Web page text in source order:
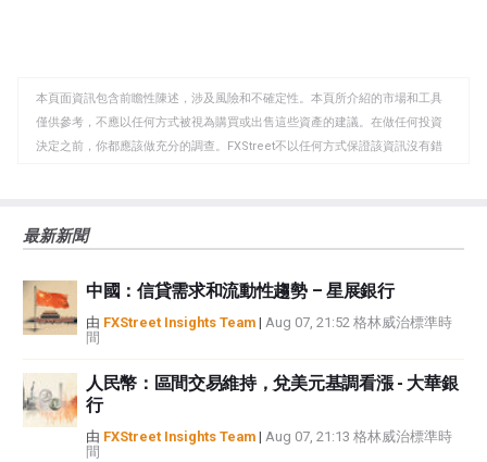
板
本頁面資訊包含前瞻性陳述，涉及風險和不確定性。本頁所介紹的市場和工具
僅供參考，不應以任何方式被視為購買或出售這些資產的建議。在做任何投資
決定之前，你都應該做充分的調查。FXStreet不以任何方式保證該資訊沒有錯
觀點，並不代表FXStreet或其廣告商的官方政策或立場。作者不對本頁連結的
如果文章正文中沒有明確提到，在撰寫本文時，作者在本文中提到的任何股票
中都沒有頭寸，也沒有與文中提到的任何公司有業務關係。除了FXStreet，作
者沒有收到撰寫這篇文章的報酬。
FXStreet和作者不提供個性化的建議。作者對該資訊的準確性、完整性或適用
性不作任何陳述。FXStreet和作者將不承擔任何錯誤，遺漏或任何損失，傷害
或損害由此資訊及其顯示或使用引起的。錯誤和遺漏除外。本文作者和
FXStreet並非註冊投資顧問，本文內容無意提供任何投資建議。
最新新聞
中國：信貸需求和流動性趨勢 – 星展銀行
由 FXStreet Insights Team | Aug 07, 21:52 格林威治標準時
間
人民幣：區間交易維持，兌美元基調看漲 - 大華銀
行
由 FXStreet Insights Team | Aug 07, 21:13 格林威治標準時
間